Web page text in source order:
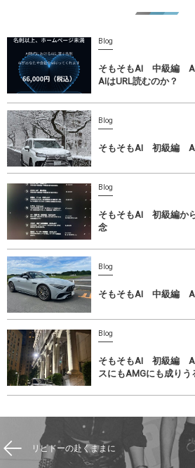
Blog
そもそもAI 中級編 AI
AIはURL読むのか？
Blog
そもそもAI 初級編 AI
Blog
そもそもAI 初級編か
念
Blog
そもそもAI 中級編 AI
Blog
そもそもAI 初級編 AI
スにもAMGにも成りう
リビドーの赴くままに